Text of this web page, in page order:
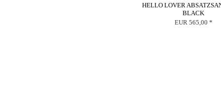
HELLO LOVER
BLACK
EUR 565,00 *